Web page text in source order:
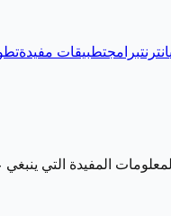
انترنتبرامجتطبيقات مفيدة
المفيدة التي